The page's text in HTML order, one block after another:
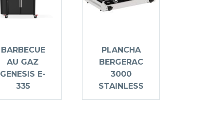
BARBECUE
AU GAZ
GENESIS E-
335
PLANCHA
BERGERAC
3000
STAINLESS